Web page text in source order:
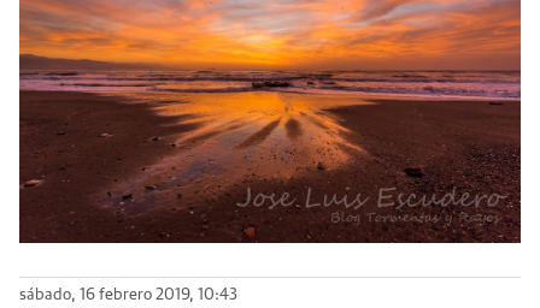
sábado, 16 febrero 2019, 10:43